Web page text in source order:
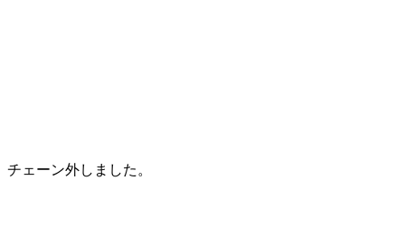
チェーン外しました。